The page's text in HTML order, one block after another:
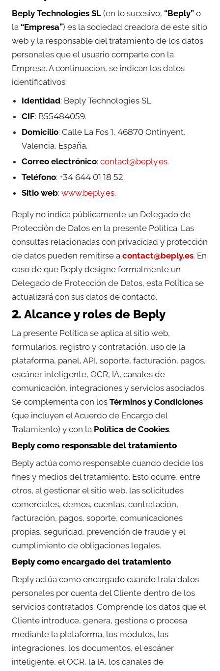
Beply Technologies SL (en lo sucesivo, “Beply” o
la “Empresa”) es la sociedad creadora de este sitio
web y la responsable del tratamiento de los datos
personales que el usuario comparte con la
Empresa. A continuación, se indican los datos
identificativos:
Identidad: Beply Technologies SL.
CIF: B55484059.
Domicilio: Calle La Fos 1, 46870 Ontinyent,
Valencia, España.
Correo electrónico: contact@beply.es.
Teléfono: +34 644 01 18 52.
Sitio web: www.beply.es.
Beply no indica públicamente un Delegado de
Protección de Datos en la presente Política. Las
consultas relacionadas con privacidad y protección
de datos pueden remitirse a contact@beply.es. En
caso de que Beply designe formalmente un
Delegado de Protección de Datos, esta Política se
actualizará con sus datos de contacto.
2. Alcance y roles de Beply
La presente Política se aplica al sitio web,
formularios, registro y contratación, uso de la
plataforma, panel, API, soporte, facturación, pagos,
escáner inteligente, OCR, IA, canales de
comunicación, integraciones y servicios asociados.
Se complementa con los Términos y Condiciones
(que incluyen el Acuerdo de Encargo del
Tratamiento) y con la Política de Cookies.
Beply como responsable del tratamiento
Beply actúa como responsable cuando decide los
fines y medios del tratamiento. Esto ocurre, entre
otros, al gestionar el sitio web, las solicitudes
comerciales, demos, cuentas, contratación,
facturación, pagos, soporte, comunicaciones
propias, seguridad, prevención de fraude y el
cumplimiento de obligaciones legales.
Beply como encargado del tratamiento
Beply actúa como encargado cuando trata datos
personales por cuenta del Cliente dentro de los
servicios contratados. Comprende los datos que el
Cliente introduce, genera, gestiona o procesa
mediante la plataforma, los módulos, las
integraciones, los documentos, el escáner
inteligente, el OCR, la IA, los canales de